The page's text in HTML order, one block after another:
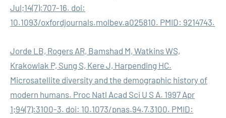
Jul;14(7):707-16. doi:
10.1093/oxfordjournals.molbev.a025810. PMID: 9214743.
Jorde LB, Rogers AR, Bamshad M, Watkins WS,
Krakowiak P, Sung S, Kere J, Harpending HC.
Microsatellite diversity and the demographic history of
modern humans. Proc Natl Acad Sci U S A. 1997 Apr
1;94(7):3100-3. doi: 10.1073/pnas.94.7.3100. PMID: